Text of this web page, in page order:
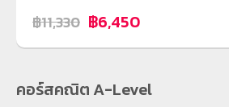
฿11,330 ฿6,450
คอร์สคณิต A-Level